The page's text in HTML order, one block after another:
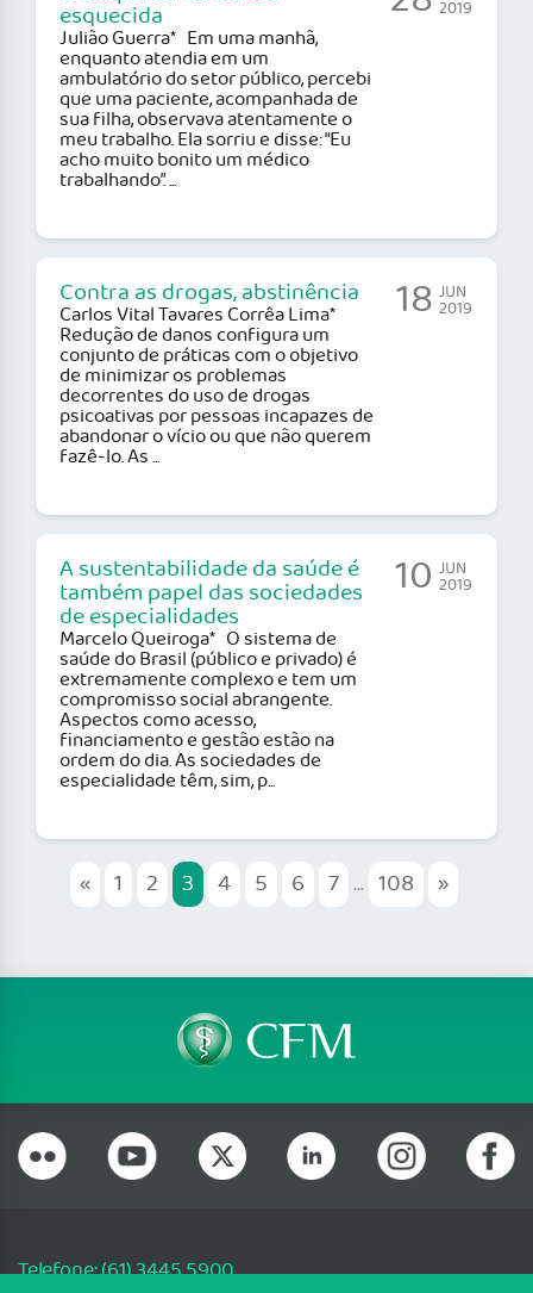
esquecida
Julião Guerra* Em uma manhã,
enquanto atendia em um
ambulatório do setor público, percebi
que uma paciente, acompanhada de
sua filha, observava atentamente o
meu trabalho. Ela sorriu e disse: “Eu
acho muito bonito um médico
trabalhando”. ...
2019
Contra as drogas, abstinência
Carlos Vital Tavares Corrêa Lima*
Redução de danos configura um
conjunto de práticas com o objetivo
de minimizar os problemas
decorrentes do uso de drogas
psicoativas por pessoas incapazes de
abandonar o vício ou que não querem
fazê-lo. As ...
18 JUN
2019
A sustentabilidade da saúde é
também papel das sociedades
de especialidades
Marcelo Queiroga* O sistema de
saúde do Brasil (público e privado) é
extremamente complexo e tem um
compromisso social abrangente.
Aspectos como acesso,
financiamento e gestão estão na
ordem do dia. As sociedades de
especialidade têm, sim, p...
10 JUN
2019
« 1 2 3 4 5 6 7 ... 108 »
Telefone: (61) 3445 5900